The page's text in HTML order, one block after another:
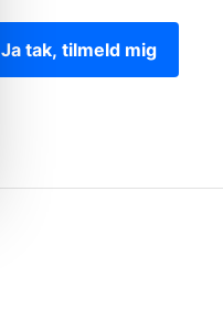
Ja tak, tilmeld mig